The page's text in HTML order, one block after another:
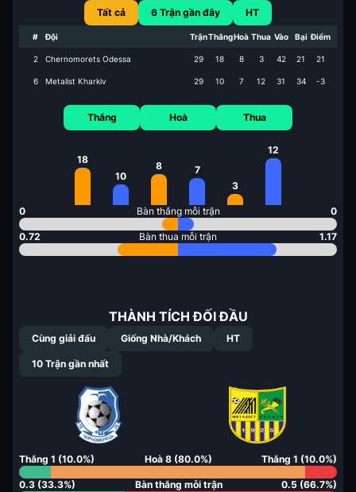
Tất cả 6 Trận gần đây HT
# Đội TrậnThắngHoà Thua Vào Bại Điểm
2 Chernomorets Odessa 29 18 8 3 42 21 21
6 Metalist Kharkiv 29 10 7 12 31 34 -3
Thắng
18
10
Hoà
8 7
Thua
3
12
0 Bàn thắng mỗi trận 0
0.72 Bàn thua mỗi trận 1.17
THÀNH TÍCH ĐỐI ĐẦU
Cùng giải đấu Giống Nhà/Khách HT
10 Trận gần nhất
Thắng 1 (10.0%) Hoà 8(80.0%) Thắng 1 (10.0%)
0.3 (33.3%) Bàn thắng mỗi trận 0.5 (66.7%)